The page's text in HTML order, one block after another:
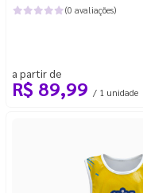
(0 avaliações)
a partir de
R$ 89,99 / 1 unidade